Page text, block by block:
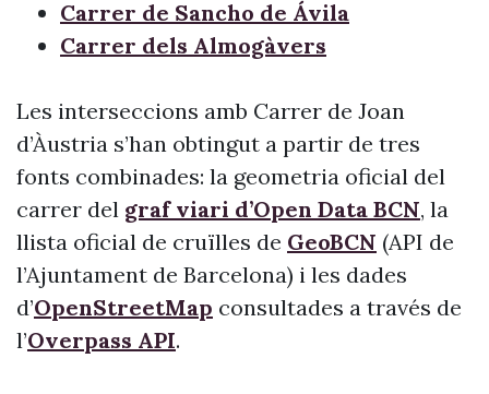
Carrer de Sancho de Ávila
Carrer dels Almogàvers
Les interseccions amb Carrer de Joan
d’Àustria s’han obtingut a partir de tres
fonts combinades: la geometria oficial del
carrer del graf viari d’Open Data BCN, la
llista oficial de cruïlles de GeoBCN (API de
l’Ajuntament de Barcelona) i les dades
d’OpenStreetMap consultades a través de
l’Overpass API.